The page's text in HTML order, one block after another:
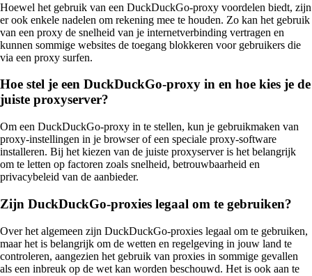
Hoewel het gebruik van een DuckDuckGo-proxy voordelen biedt, zijn
er ook enkele nadelen om rekening mee te houden. Zo kan het gebruik
van een proxy de snelheid van je internetverbinding vertragen en
kunnen sommige websites de toegang blokkeren voor gebruikers die
via een proxy surfen.
Hoe stel je een DuckDuckGo-proxy in en hoe kies je de
juiste proxyserver?
Om een DuckDuckGo-proxy in te stellen, kun je gebruikmaken van
proxy-instellingen in je browser of een speciale proxy-software
installeren. Bij het kiezen van de juiste proxyserver is het belangrijk
om te letten op factoren zoals snelheid, betrouwbaarheid en
privacybeleid van de aanbieder.
Zijn DuckDuckGo-proxies legaal om te gebruiken?
Over het algemeen zijn DuckDuckGo-proxies legaal om te gebruiken,
maar het is belangrijk om de wetten en regelgeving in jouw land te
controleren, aangezien het gebruik van proxies in sommige gevallen
als een inbreuk op de wet kan worden beschouwd. Het is ook aan te